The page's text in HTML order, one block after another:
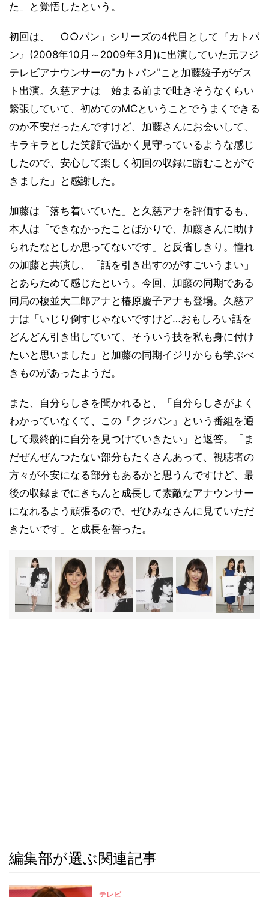
た」と覚悟したという。
初回は、「○○パン」シリーズの4代目として『カトパ
ン』(2008年10月～2009年3月)に出演していた元フジ
テレビアナウンサーの"カトパン"こと加藤綾子がゲス
ト出演。久慈アナは「始まる前まで吐きそうなくらい
緊張していて、初めてのMCということでうまくできる
のか不安だったんですけど、加藤さんにお会いして、
キラキラとした笑顔で温かく見守っているような感じ
したので、安心して楽しく初回の収録に臨むことがで
きました」と感謝した。
加藤は「落ち着いていた」と久慈アナを評価するも、
本人は「できなかったことばかりで、加藤さんに助け
られたなとしか思ってないです」と反省しきり。憧れ
の加藤と共演し、「話を引き出すのがすごいうまい」
とあらためて感じたという。今回、加藤の同期である
同局の榎並大二郎アナと椿原慶子アナも登場。久慈ア
ナは「いじり倒すじゃないですけど…おもしろい話を
どんどん引き出していて、そういう技を私も身に付け
たいと思いました」と加藤の同期イジリからも学ぶべ
きものがあったようだ。
また、自分らしさを聞かれると、「自分らしさがよく
わかっていなくて、この『クジパン』という番組を通
して最終的に自分を見つけていきたい」と返答。「ま
だぜんぜんつたない部分もたくさんあって、視聴者の
方々が不安になる部分もあるかと思うんですけど、最
後の収録までにきちんと成長して素敵なアナウンサー
になれるよう頑張るので、ぜひみなさんに見ていただ
きたいです」と成長を誓った。
編集部が選ぶ関連記事
テレビ